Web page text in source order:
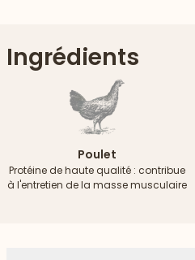
Ingrédients
Poulet
Protéine de haute qualité : contribue
à l'entretien de la masse musculaire